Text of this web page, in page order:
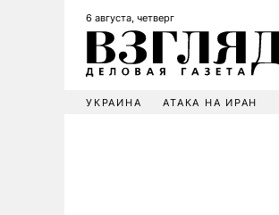
6 августа, четверг
УКРАИНА АТАКА НА ИРАН